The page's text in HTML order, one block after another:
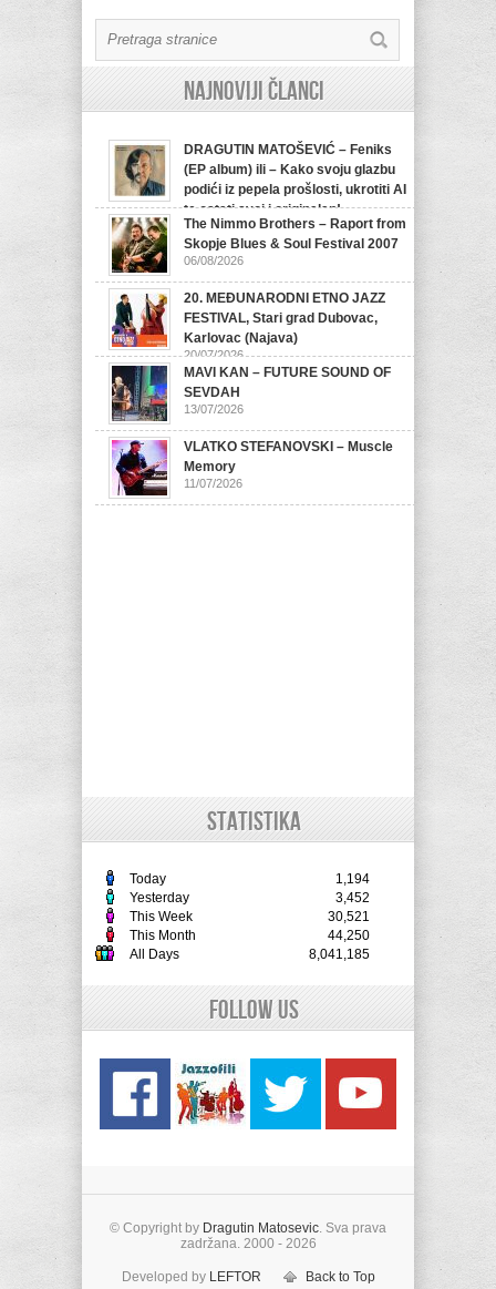
Najnoviji članci
DRAGUTIN MATOŠEVIĆ – Feniks
(EP album) ili – Kako svoju glazbu
podići iz pepela prošlosti, ukrotiti AI
te ostati svoj i originalan!
07/08/2026
The Nimmo Brothers – Raport from
Skopje Blues & Soul Festival 2007
06/08/2026
20. MEĐUNARODNI ETNO JAZZ
FESTIVAL, Stari grad Dubovac,
Karlovac (Najava)
20/07/2026
MAVI KAN – FUTURE SOUND OF
SEVDAH
13/07/2026
VLATKO STEFANOVSKI – Muscle
Memory
11/07/2026
STATISTIKA
Today
1,194
Yesterday
3,452
This Week
30,521
This Month
44,250
All Days
8,041,185
Follow Us
© Copyright by Dragutin Matosevic. Sva prava
zadržana. 2000 - 2026
Developed by LEFTOR Back to Top